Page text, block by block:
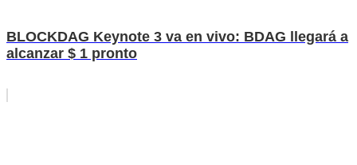
BLOCKDAG Keynote 3 va en vivo: BDAG llegará a
alcanzar $ 1 pronto